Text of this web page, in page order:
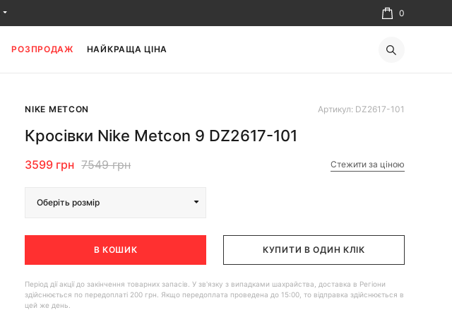
РОЗПРОДАЖ НАЙКРАЩА ЦІНА
0
NIKE METCON
Артикул: DZ2617-101
Кросівки Nike Metcon 9 DZ2617-101
3599 грн 7549 грн Стежити за ціною
Оберіть розмір
В КОШИК КУПИТИ В ОДИН КЛІК
Період дії акції до закінчення товарних запасів. У зв'язку з випадками шахрайства, доставка в Регіони
здійснюється по передоплаті 200 грн. Якщо передоплата проведена до 15:00, то відправка здійснюється в
цей же день.